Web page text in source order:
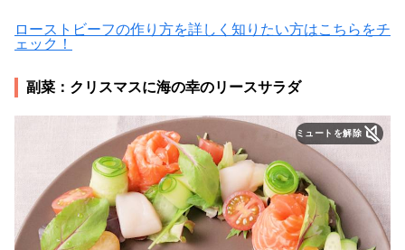
ローストビーフの作り方を詳しく知りたい方はこちらをチ
ェック！
副菜：クリスマスに海の幸のリースサラダ
ミュートを解除